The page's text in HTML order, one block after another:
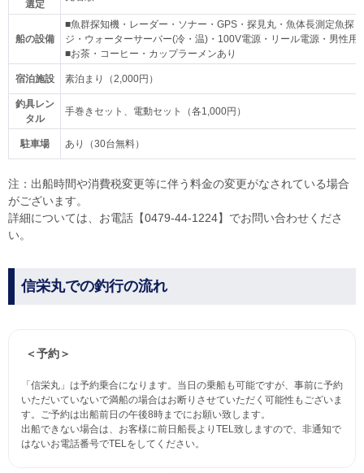
選定
船の設備
■魚群探知機・レーダー・ソナー・GPS・探見丸・魚体長測定魚探
ジ・ウォーターサーバー(冷・温)・100V電源・リール電源・男性用
■お茶・コーヒー・カップラーメンあり
宿泊施設 素泊まり（2,000円）
釣具レン
タル
手巻きセット、電動セット（各1,000円）
駐車場 あり（30台無料）
注：出船時間や消費税変更等に伴う料金の変更がなされている場合
がございます。
詳細については、お電話【0479-44-1224】でお問い合わせくださ
い。
信栄丸での釣行の流れ
＜予約＞
「信栄丸」は予約乗合になります。当日の乗船も可能ですが、事前に予約
いただいていないで満船の場合はお断りさせていただく可能性もございま
す。ご予約は出船前日の午後8時までにお願い致します。
出船できない場合は、お客様に前日船長よりTEL致しますので、非通知で
はないお電話番号でTELをしてください。